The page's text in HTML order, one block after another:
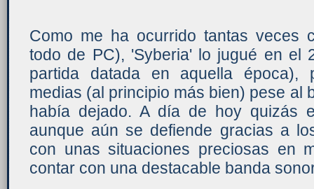
Como me ha ocurrido tantas veces
todo de PC), 'Syberia' lo jugué en el
partida datada en aquella época),
medias (al principio más bien) pese al
había dejado. A día de hoy quizás
aunque aún se defiende gracias a
con unas situaciones preciosas en
contar con una destacable banda